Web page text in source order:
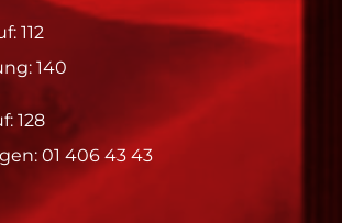
112
140
128
01 406 43 43